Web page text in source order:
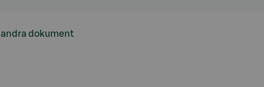
dokument